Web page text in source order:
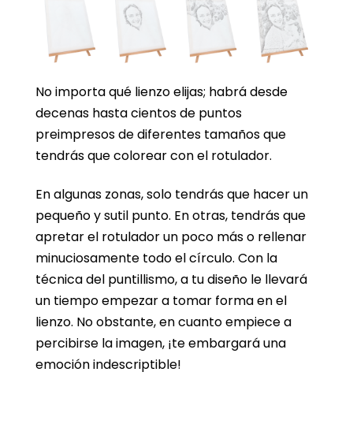
No importa qué lienzo elijas; habrá desde
decenas hasta cientos de puntos
preimpresos de diferentes tamaños que
tendrás que colorear con el rotulador.
En algunas zonas, solo tendrás que hacer un
pequeño y sutil punto. En otras, tendrás que
apretar el rotulador un poco más o rellenar
minuciosamente todo el círculo. Con la
técnica del puntillismo, a tu diseño le llevará
un tiempo empezar a tomar forma en el
lienzo. No obstante, en cuanto empiece a
percibirse la imagen, ¡te embargará una
emoción indescriptible!